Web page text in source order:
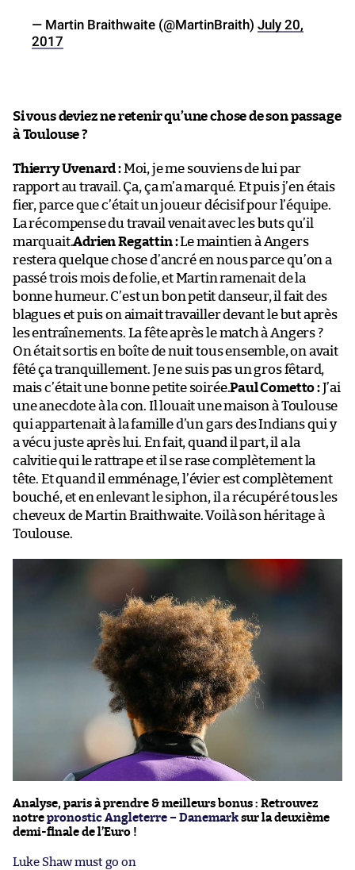
— Martin Braithwaite (@MartinBraith) July 20,
2017
Si vous deviez ne retenir qu’une chose de son passage
à Toulouse ?
Thierry Uvenard :Moi, je me souviens de lui par
rapport au travail. Ça, ça m’a marqué. Et puis j’en étais
fier, parce que c’était un joueur décisif pour l’équipe.
La récompense du travail venait avec les buts qu’il
marquait.Adrien Regattin :Le maintien à Angers
restera quelque chose d’ancré en nous parce qu’on a
passé trois mois de folie, et Martin ramenait de la
bonne humeur. C’est un bon petit danseur, il fait des
blagues et puis on aimait travailler devant le but après
les entraînements. La fête après le match à Angers ?
On était sortis en boîte de nuit tous ensemble, on avait
fêté ça tranquillement. Je ne suis pas un gros fêtard,
mais c’était une bonne petite soirée.Paul Cometto :J’ai
une anecdote à la con. Il louait une maison à Toulouse
qui appartenait à la famille d’un gars des Indians qui y
a vécu juste après lui. En fait, quand il part, il a la
calvitie qui le rattrape et il se rase complètement la
tête. Et quand il emménage, l’évier est complètement
bouché, et en enlevant le siphon, il a récupéré tous les
cheveux de Martin Braithwaite. Voilà son héritage à
Toulouse.
Analyse, paris à prendre & meilleurs bonus : Retrouvez
notre pronostic Angleterre – Danemark sur la deuxième
demi-finale de l’Euro !
Luke Shaw must go on